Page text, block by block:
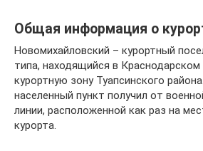
Общая информация о
Новомихайловский – курортный
типа, находящийся в Краснодарском
курортную зону Туапсинского
населенный пункт получил от
линии, расположенной как раз на
курорта.